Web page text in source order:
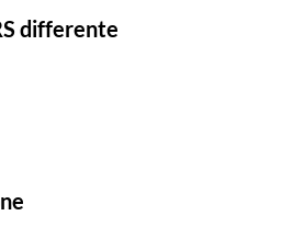
differente